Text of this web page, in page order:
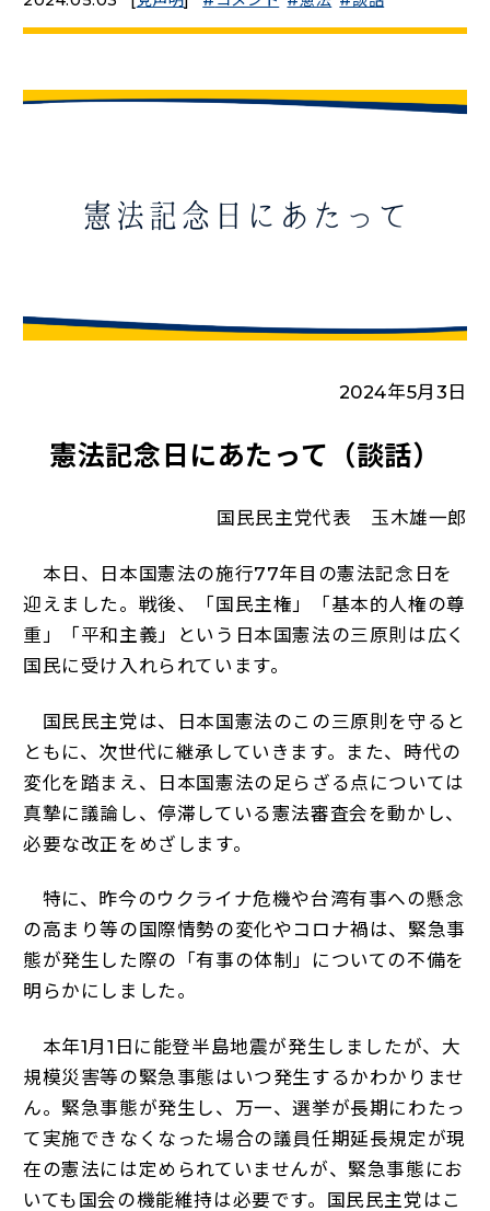
参加・サポート
Go!Go!こくみんストア
特定商取引法に基づく表記
2024年5月3日
憲法記念日にあたって（談話）
国民民主党代表 玉木雄一郎
本日、日本国憲法の施行77年目の憲法記念日を
迎えました。戦後、「国民主権」「基本的人権の尊
重」「平和主義」という日本国憲法の三原則は広く
国民に受け入れられています。
国民民主党は、日本国憲法のこの三原則を守ると
ともに、次世代に継承していきます。また、時代の
変化を踏まえ、日本国憲法の足らざる点については
真摯に議論し、停滞している憲法審査会を動かし、
必要な改正をめざします。
特に、昨今のウクライナ危機や台湾有事への懸念
の高まり等の国際情勢の変化やコロナ禍は、緊急事
態が発生した際の「有事の体制」についての不備を
明らかにしました。
本年1月1日に能登半島地震が発生しましたが、大
規模災害等の緊急事態はいつ発生するかわかりませ
ん。緊急事態が発生し、万一、選挙が長期にわたっ
て実施できなくなった場合の議員任期延長規定が現
在の憲法には定められていませんが、緊急事態にお
いても国会の機能維持は必要です。国民民主党はこ